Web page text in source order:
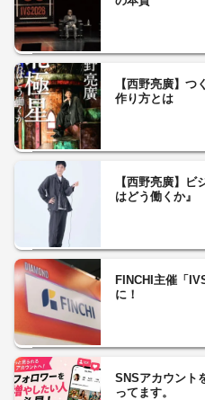
【西野亮廣】
作り方とは
【西野亮廣】
はどう働くか』
FINCHI主催「
に！
SNSアカウント
ってます。